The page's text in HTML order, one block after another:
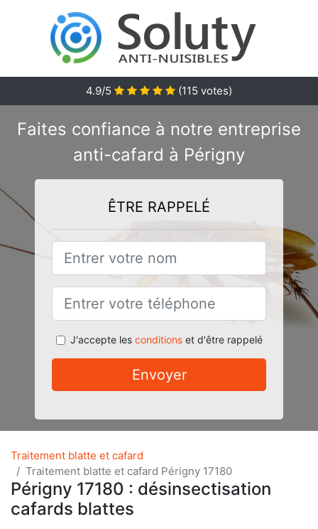
4.9/5 (115 votes)
Faites confiance à notre entreprise
anti-cafard à Périgny
ÊTRE RAPPELÉ
J'accepte les conditionset d'être rappelé
Envoyer
Traitement blatte et cafard
Traitement blatte et cafard Périgny 17180
Périgny 17180 : désinsectisation
cafards blattes